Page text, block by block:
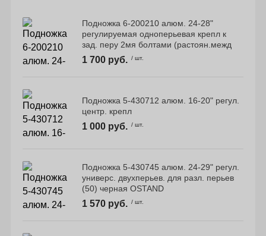
Подножка 6-200210 алюм. 24-28"
регулируемая одноперьевая крепл к
зад. перу 2мя болтами (растоян.межд
1 700 руб. / шт.
Подножка 5-430712 алюм. 16-20" регул.
центр. крепл
1 000 руб. / шт.
Подножка 5-430745 алюм. 24-29" регул.
универс. двухперьев. для разл. перьев
(50) черная OSTAND
1 570 руб. / шт.